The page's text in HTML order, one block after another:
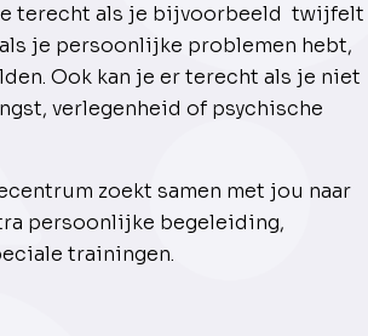
terecht als je bijvoorbeeld twijfelt
je persoonlijke problemen hebt,
Ook kan je er terecht als je niet
verlegenheid of psychische
zoekt samen met jou naar
persoonlijke begeleiding,
trainingen.